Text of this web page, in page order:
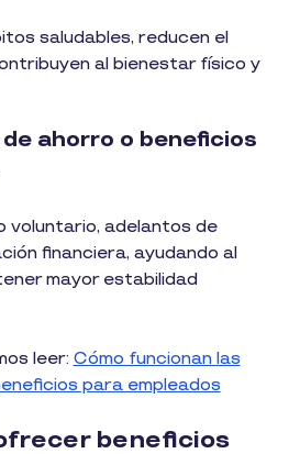
saludables, reducen el
al bienestar físico y
ahorro o beneficios
voluntario, adelantos de
financiera, ayudando al
mayor estabilidad
leer: Cómo funcionan las
para empleados
beneficios